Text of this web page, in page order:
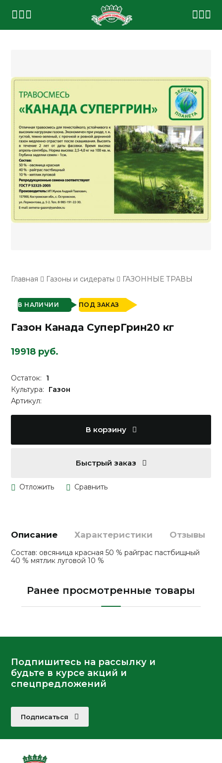
Главная Газоны и сидераты ГАЗОННЫЕ ТРАВЫ
В НАЛИЧИИ ПОД ЗАКАЗ
Газон Канада СуперГрин20 кг
19918 руб.
Остаток:
1
Культура:
Газон
Артикул:
В корзину
Быстрый заказ
Описание Характеристики Отзывы
Состав: овсяница красная 50 % райграс пастбищный
40 % мятлик луговой 10 %
Ранее просмотренные товары
Подпишитесь на рассылку и
будьте в курсе акций и
спецпредложений
Подписаться